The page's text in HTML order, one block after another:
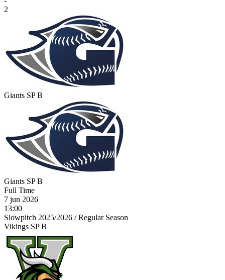
2
Giants SP B
Giants SP B
Full Time
7 jun 2026
13:00
Slowpitch 2025/2026 /Regular Season
Vikings SP B